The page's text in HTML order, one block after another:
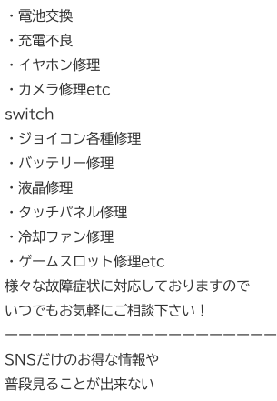
・電池交換
・充電不良
・イヤホン修理
・カメラ修理etc
switch
・ジョイコン各種修理
・バッテリー修理
・液晶修理
・タッチパネル修理
・冷却ファン修理
・ゲームスロット修理etc
様々な故障症状に対応しておりますので
いつでもお気軽にご相談下さい！
ーーーーーーーーーーーーーーーーーーー
SNSだけのお得な情報や
普段見ることが出来ない